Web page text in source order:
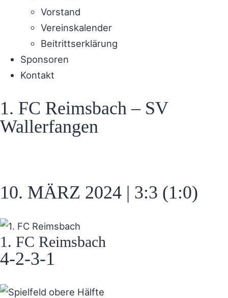
Vorstand
Vereinskalender
Beitrittserklärung
Sponsoren
Kontakt
1. FC Reimsbach – SV
Wallerfangen
10. MÄRZ 2024 | 3:3 (1:0)
1. FC Reimsbach
4-2-3-1